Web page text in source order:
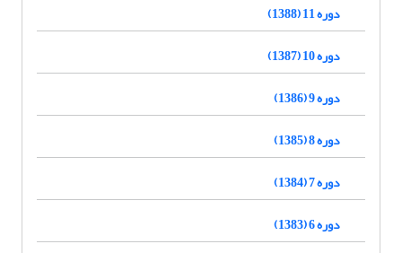
دوره 11 (1388)
دوره 10 (1387)
دوره 9 (1386)
دوره 8 (1385)
دوره 7 (1384)
دوره 6 (1383)